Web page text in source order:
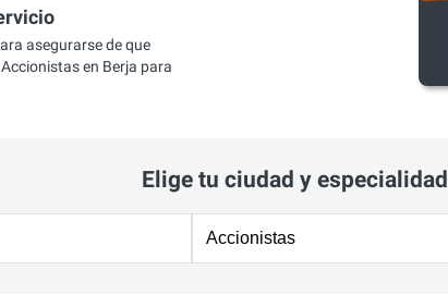
asegurarse de que
en Berja para
Elige tu ciudad y especialidad